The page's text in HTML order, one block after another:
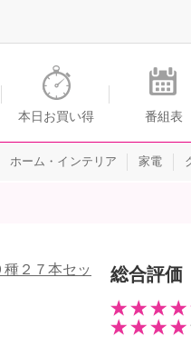
本日お買い得 番組表
ホーム・インテリア 家電
２７本セッ
総合評価